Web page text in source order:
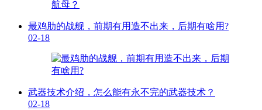
最鸡肋的战舰，前期有用造不出来，后期有啥用?
02-18
武器技术介绍，怎么能有永不完的武器技术？
02-18